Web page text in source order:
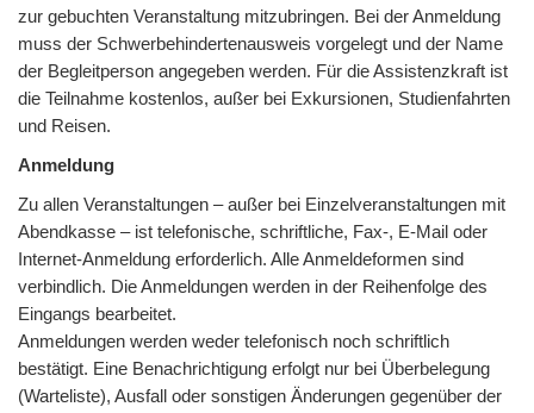
zur gebuchten Veranstaltung mitzubringen. Bei der Anmeldung
muss der Schwerbehindertenausweis vorgelegt und der Name
der Begleitperson angegeben werden. Für die Assistenzkraft ist
die Teilnahme kostenlos, außer bei Exkursionen, Studienfahrten
und Reisen.
Anmeldung
Zu allen Veranstaltungen – außer bei Einzelveranstaltungen mit
Abendkasse – ist telefonische, schriftliche, Fax-, E-Mail oder
Internet-Anmeldung erforderlich. Alle Anmeldeformen sind
verbindlich. Die Anmeldungen werden in der Reihenfolge des
Eingangs bearbeitet.
Anmeldungen werden weder telefonisch noch schriftlich
bestätigt. Eine Benachrichtigung erfolgt nur bei Überbelegung
(Warteliste), Ausfall oder sonstigen Änderungen gegenüber der